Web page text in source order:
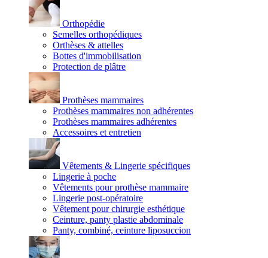
Orthopédie
Semelles orthopédiques
Orthèses & attelles
Bottes d'immobilisation
Protection de plâtre
Prothèses mammaires
Prothèses mammaires non adhérentes
Prothèses mammaires adhérentes
Accessoires et entretien
Vêtements & Lingerie spécifiques
Lingerie à poche
Vêtements pour prothèse mammaire
Lingerie post-opératoire
Vêtement pour chirurgie esthétique
Ceinture, panty plastie abdominale
Panty, combiné, ceinture liposuccion